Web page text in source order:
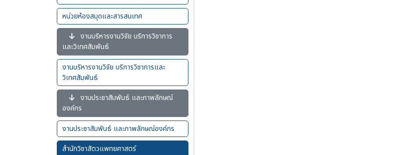
หน่วยห้องสมุดและสารสนเทศ
งานบริหารงานวิจัย บริการวิชาการ
และวิเทศสัมพันธ์
งานบริหารงานวิจัย บริการวิชาการและ
วิเทศสัมพันธ์
งานประชาสัมพันธ์ และภาพลักษณ์
องค์กร
งานประชาสัมพันธ์ และภาพลักษณ์องค์กร
สำนักวิชาสัตวแพทยศาสตร์